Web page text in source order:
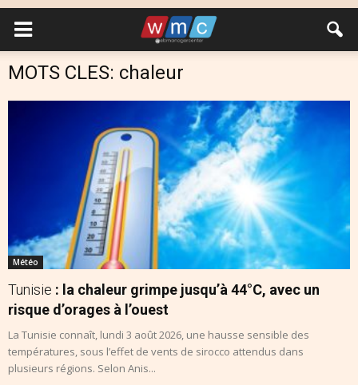
MOTS CLES: chaleur
Météo
Tunisie : la chaleur grimpe jusqu’à 44°C, avec un
risque d’orages à l’ouest
La Tunisie connaît, lundi 3 août 2026, une hausse sensible des
températures, sous l’effet de vents de sirocco attendus dans
plusieurs régions. Selon Anis...